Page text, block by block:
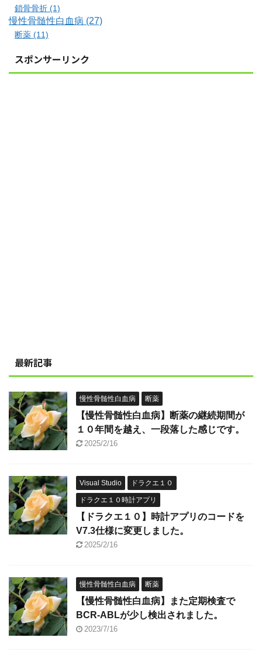
鎖骨骨折 (1)
慢性骨髄性白血病 (27)
断薬 (11)
スポンサーリンク
最新記事
慢性骨髄性白血病 断薬
【慢性骨髄性白血病】断薬の継続期間が
１０年間を越え、一段落した感じです。
2025/2/16
Visual Studio ドラクエ１０
ドラクエ１０時計アプリ
【ドラクエ１０】時計アプリのコードを
V7.3仕様に変更しました。
2025/2/16
慢性骨髄性白血病 断薬
【慢性骨髄性白血病】また定期検査で
BCR-ABLが少し検出されました。
2023/7/16